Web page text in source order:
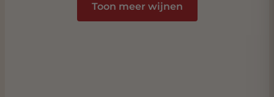
Toon meer wijnen